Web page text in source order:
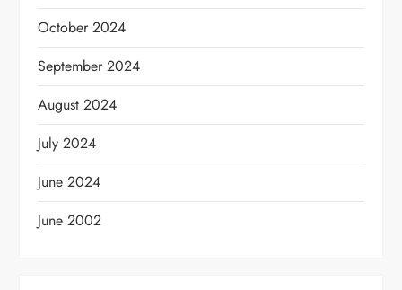
October 2024
September 2024
August 2024
July 2024
June 2024
June 2002